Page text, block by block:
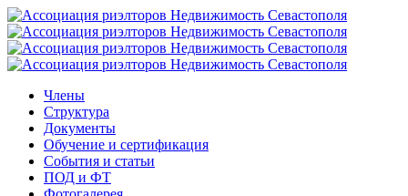
Члены
Структура
Документы
Обучение и сертификация
События и статьи
ПОД и ФТ